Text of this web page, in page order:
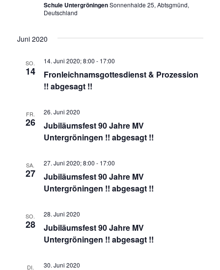
Schule UntergröningenSonnenhalde 25, Abtsgmünd,
Deutschland
Juni 2020
SO.
14
Fronleichnamsgottesdienst & Prozession
!! abgesagt !!
14. Juni 2020; 8:00 - 17:00
FR.
26
Jubiläumsfest 90 Jahre MV
Untergröningen !! abgesagt !!
26. Juni 2020
SA.
27
Jubiläumsfest 90 Jahre MV
Untergröningen !! abgesagt !!
27. Juni 2020; 8:00 - 17:00
SO.
28
Jubiläumsfest 90 Jahre MV
Untergröningen !! abgesagt !!
28. Juni 2020
DI. 30. Juni 2020